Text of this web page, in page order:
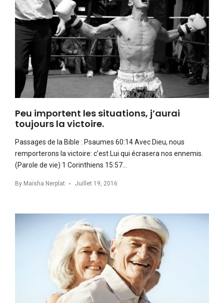
Peu importent les situations, j’aurai
toujours la victoire.
Passages de la Bible : Psaumes 60:14 Avec Dieu, nous
remporterons la victoire: c’est Lui qui écrasera nos ennemis.
(Parole de vie) 1 Corinthiens 15:57…
By Maïsha Nerplat Juillet 19, 2016